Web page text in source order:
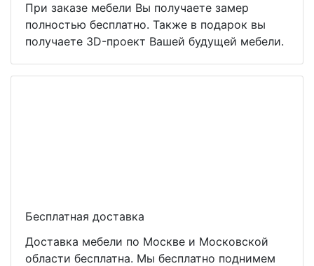
При заказе мебели Вы получаете замер
полностью бесплатно. Также в подарок вы
получаете 3D-проект Вашей будущей мебели.
Бесплатная доставка
Доставка мебели по Москве и Московской
области бесплатна. Мы бесплатно поднимем